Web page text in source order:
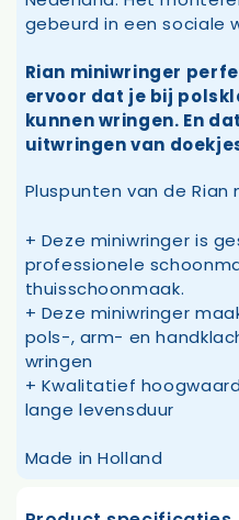
gebeurd in een sociale
Rian miniwringer
ervoor dat je bij
kunnen wringen. En
uitwringen van
Pluspunten van de Rian
+ Deze miniwringer is
professionele
thuisschoonmaak.
+ Deze miniwringer
pols-, arm- en
wringen
+ Kwalitatief
lange levensduur
Made in Holland